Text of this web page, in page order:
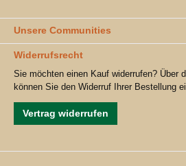
Unsere Communities
Widerrufsrecht
Sie möchten einen Kauf widerrufen? Über
können Sie den Widerruf Ihrer Bestellung
Vertrag widerrufen